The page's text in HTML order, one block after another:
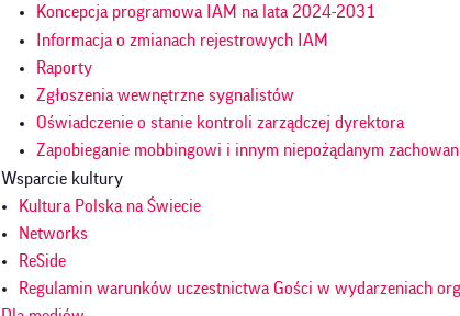
Koncepcja programowa IAM na lata 2024-2031
Informacja o zmianach rejestrowych IAM
Raporty
Zgłoszenia wewnętrzne sygnalistów
Oświadczenie o stanie kontroli zarządczej dyrektora
Zapobieganie mobbingowi i innym niepożądanym
Wsparcie kultury
Kultura Polska na Świecie
Networks
ReSide
Regulamin warunków uczestnictwa Gości w wydarzeniach